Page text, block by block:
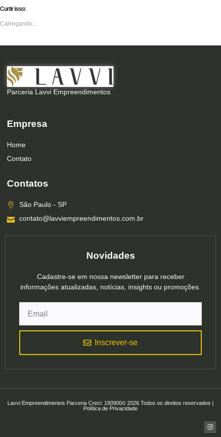
Curtir isso:
Carregando...
Parceria Lavvi Empreendimentos
Empresa
Home
Contato
Contatos
São Paulo - SP
contato@lavviempreendimentos.com.br
Novidades
Cadastre-se em nossa newsletter para receber
informações atualizadas, notícias, insights ou promoções.
Inscrever-se
Lavvi Empreendimentos Parceria Creci: 190900© 2026 Todos os direitos reservados |
Política de Privacidade